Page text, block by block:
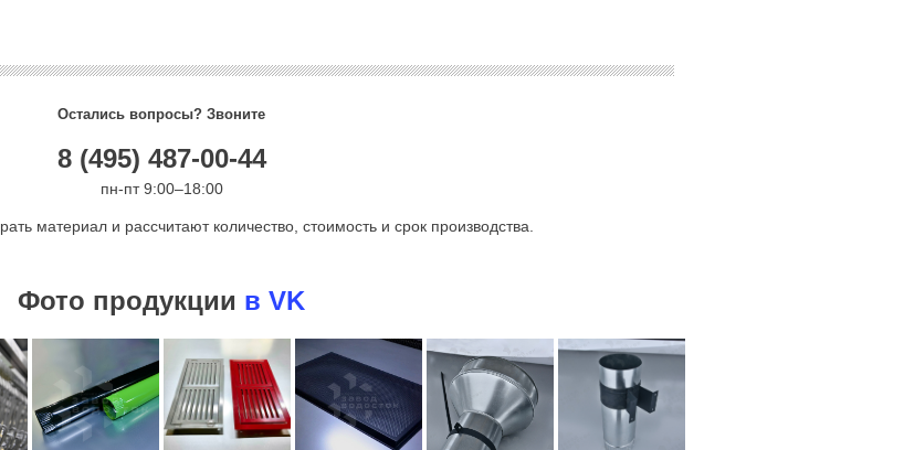
Остались вопросы? Звоните
8 (495) 487-00-44
пн-пт 9:00–18:00
материал и рассчитают количество, стоимость и срок производства.
Фото продукции в VK